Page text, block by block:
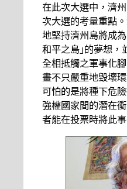
在此次大選中，濟
次大選的考量重點
地堅持濟州島將成
和平之島｣的夢想，
全相抵觸之軍事化
畫不只嚴重地毀壞
可怕的是將種下危
強權國家間的潛在
者能在投票時將此